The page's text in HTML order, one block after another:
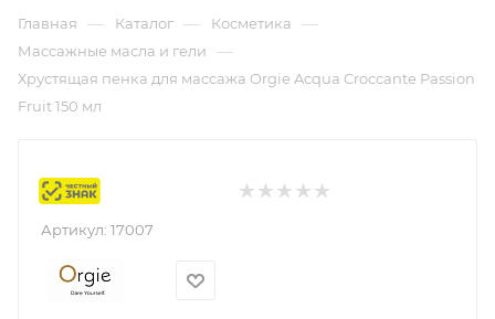
Главная — Каталог — Косметика —
Массажные масла и гели —
Хрустящая пенка для массажа Orgie Acqua Croccante Passion
Fruit 150 мл
Маркировка
Артикул: 17007